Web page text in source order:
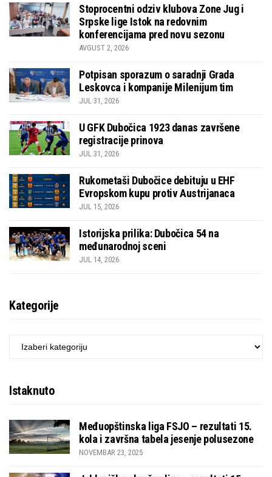
Stoprocentni odziv klubova Zone Jug i
Srpske lige Istok na redovnim
konferencijama pred novu sezonu
AVGUST 2, 2026
Potpisan sporazum o saradnji Grada
Leskovca i kompanije Milenijum tim
JUL 31, 2026
U GFK Dubočica 1923 danas završene
registracije prinova
JUL 31, 2026
Rukometaši Dubočice debituju u EHF
Evropskom kupu protiv Austrijanaca
JUL 15, 2026
Istorijska prilika: Dubočica 54 na
međunarodnoj sceni
JUL 14, 2026
Kategorije
KATEGORIJE
Istaknuto
Međuopštinska liga FSJO – rezultati 15.
kola i završna tabela jesenje polusezone
NOVEMBAR 23, 2025